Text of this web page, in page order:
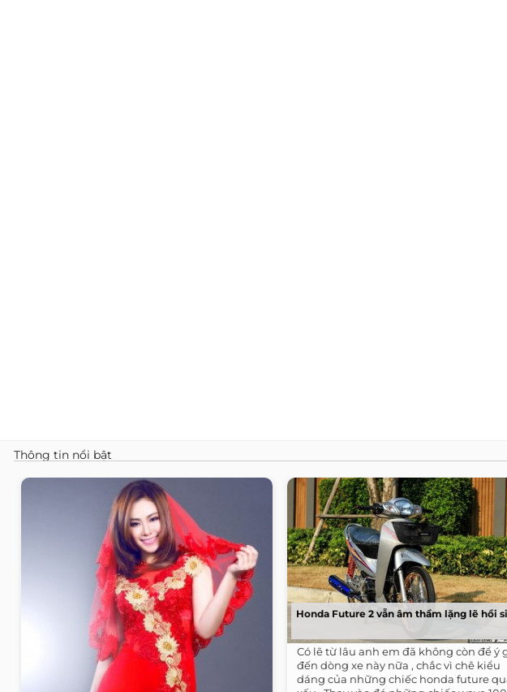
Thông tin nổi bật
Honda Future 2 vẫn âm thầm lặng lẽ hồi
Có lẽ từ lâu anh em đã không còn để ý
đến dòng xe này nữa , chắc vì chê kiểu
dáng của những chiếc honda future